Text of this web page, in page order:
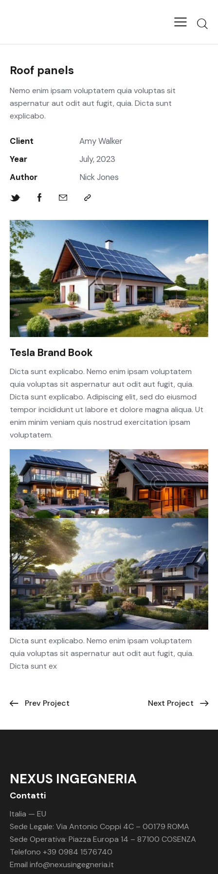
Roof panels
Tesla Brand Book
Dicta sunt explicabo. Nemo enim ipsam voluptatem
quia voluptas sit aspernatur aut odit aut fugit, quia.
Dicta sunt explicabo. Adipiscing elit, sed do eiusmod
tempor incididunt ut labore et dolore magna aliqua. Ut
enim minim veniam quis nostrud exercitation ipsam
voluptatem.
Dicta sunt explicabo. Nemo enim ipsam voluptatem
quia voluptas sit aspernatur aut odit aut fugit, quia.
Dicta sunt ex
Nemo enim ipsam voluptatem quia voluptas sit
aspernatur aut odit aut fugit, quia. Dicta sunt
explicabo.
Client
Amy Walker
Year
July, 2023
Author
Nick Jones
Prev Project Next Project
NEXUS INGEGNERIA
Contatti
Italia — EU
Sede Legale: Via Antonio Coppi 4C – 00179 ROMA
Sede Operativa: Piazza Europa 14 – 87100 COSENZA
Telefono +39 0984 1576740
Email info@nexusingegneria.it